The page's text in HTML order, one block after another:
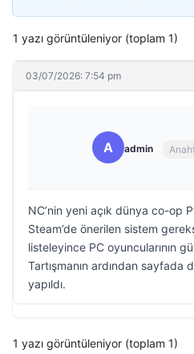
1 yazı görüntüleniyor (toplam 1)
03/07/2026: 7:54 pm
A admin
NC’nin yeni açık dünya co-op
Steam’de önerilen sistem
listeleyince PC oyuncularının
Tartışmanın ardından
yapıldı.
1 yazı görüntüleniyor (toplam 1)